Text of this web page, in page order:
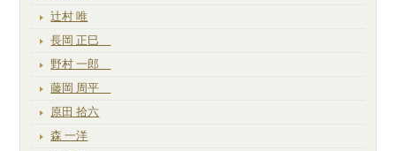
辻村 唯
長岡 正巳
野村 一郎
藤岡 周平
原田 拾六
森 一洋